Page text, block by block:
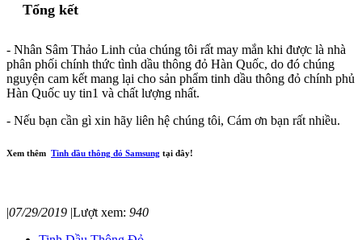
Tổng kết
- Nhân Sâm Thảo Linh của chúng tôi rất may mắn khi được là nhà
phân phối chính thức tình dầu thông đỏ Hàn Quốc, do đó chúng
nguyện cam kết mang lại cho sản phẩm tinh dầu thông đỏ chính phủ
Hàn Quốc uy tin1 và chất lượng nhất.
- Nếu bạn cần gì xin hãy liên hệ chúng tôi, Cám ơn bạn rất nhiều.
Xem thêm Tinh dầu thông đỏ Samsung tại đây!
|07/29/2019 |Lượt xem: 940